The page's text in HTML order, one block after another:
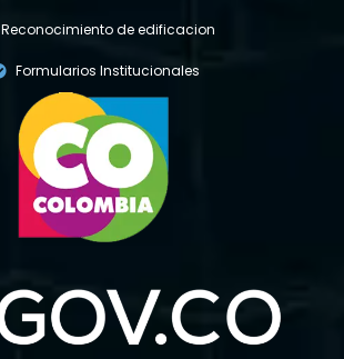
Reconocimiento de edificacion
Formularios Institucionales